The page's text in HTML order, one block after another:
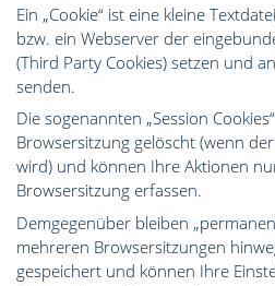
Ein „Cookie“ ist eine kleine
bzw. ein Webserver der
(Third Party Cookies) setzen und
senden.
Die sogenannten „Session
Browsersitzung gelöscht (wenn
wird) und können Ihre Aktionen
Browsersitzung erfassen.
Demgegenüber bleiben
mehreren Browsersitzungen
gespeichert und können Ihre